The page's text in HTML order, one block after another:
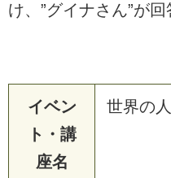
け、”グイナさん”が回
イベン
ト・講
座名
世界の